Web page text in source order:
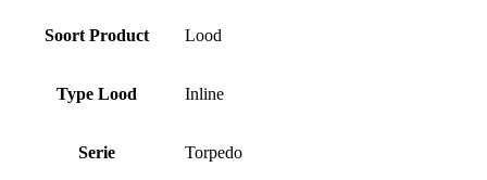
Soort Product Lood
Type Lood Inline
Serie Torpedo